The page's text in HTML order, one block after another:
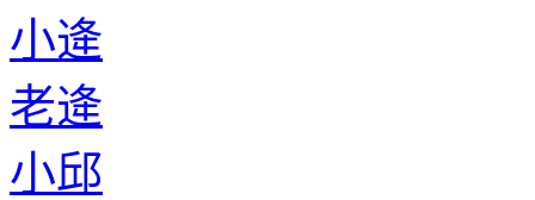
小逄
老逄
小邱